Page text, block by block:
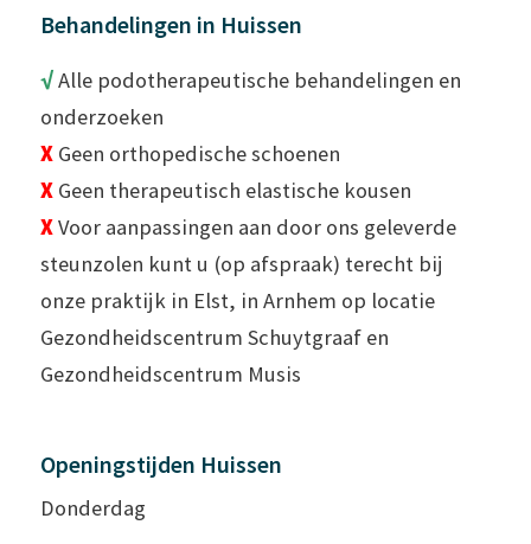
Behandelingen in Huissen
√Alle podotherapeutische behandelingen en
onderzoeken
XGeen orthopedische schoenen
XGeen therapeutisch elastische kousen
XVoor aanpassingen aan door ons geleverde
steunzolen kunt u (op afspraak) terecht bij
onze praktijk in Elst, in Arnhem op locatie
Gezondheidscentrum Schuytgraaf en
Gezondheidscentrum Musis
Openingstijden Huissen
Donderdag